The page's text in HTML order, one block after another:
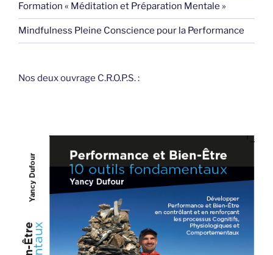
Formation « Méditation et Préparation Mentale »
Mindfulness Pleine Conscience pour la Performance
Nos deux ouvrage C.R.O.P.S. :